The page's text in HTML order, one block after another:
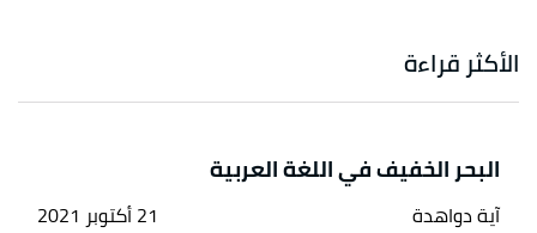
الأكثر قراءة
البحر الخفيف في اللغة العربية
آية دواهدة 21 أكتوبر 2021